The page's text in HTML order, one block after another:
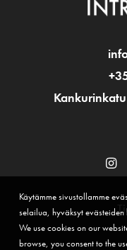
Käytämme sivustollamme
selailua, hyväksyt evästeiden
We use cookies on our
browse, you consent to the